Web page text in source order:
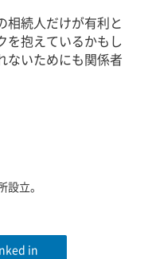
相続人だけが有利と
を抱えているかもし
ないためにも関係者
立。
in